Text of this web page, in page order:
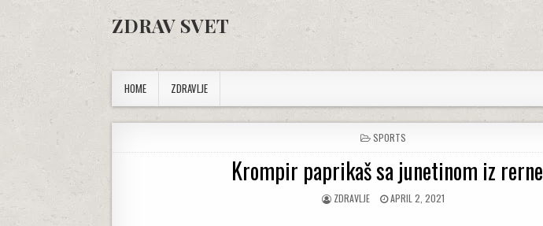
Skip to content
ZDRAV SVET
HOME ZDRAVLJE
POSTED IN
SPORTS
Krompir paprikaš sa junetinom iz rerne
AUTHOR:
ZDRAVLJE PUBLISHED DATE:
APRIL 2, 2021